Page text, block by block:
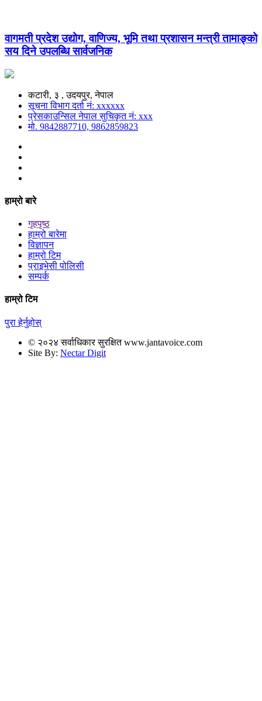
वागमती प्रदेश उद्योग, वाणिज्य, भूमि तथा प्रशासन मन्त्री तामाङ्को
सय दिने उपलब्धि सार्वजनिक
कटारी, ३ , उदयपुर, नेपाल
सूचना विभाग दर्ता नं: xxxxxx
प्रेसकाउन्सिल नेपाल सुचिकृत नं: xxx
मो. 9842887710, 9862859823
हाम्रो बारे
गृहपृष्ठ
हाम्रो बारेमा
विज्ञापन
हाम्रो टिम
प्राइभेसी पोलिसी
सम्पर्क
हाम्रो टिम
पुरा हेर्नुहोस्
© २०२४ सर्वाधिकार सुरक्षित www.jantavoice.com
Site By: Nectar Digit